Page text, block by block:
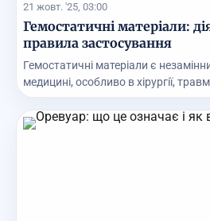
21 жовт. '25, 03:00
Гемостатичні матеріали:
правила застосування
Гемостатичні матеріали є
медицині, особливо в хірургії,